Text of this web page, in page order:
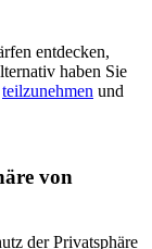
entdecken,
haben Sie
teilzunehmen und
von
der Privatsphäre